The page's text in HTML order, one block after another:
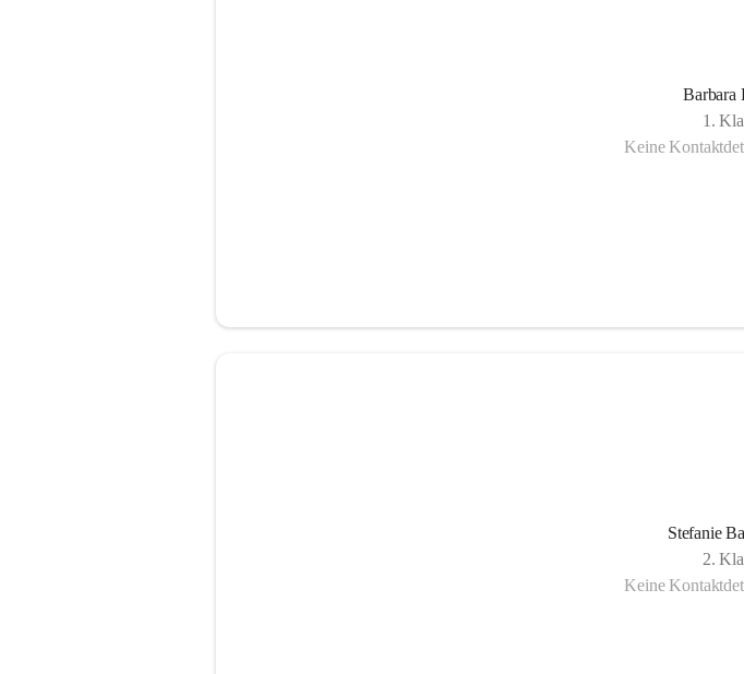
Barbara
1.
Keine
Stefanie
2.
Keine